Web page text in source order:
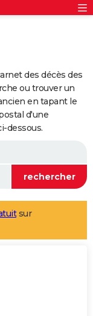
des décès des
ou trouver un
en tapant le
d'une
dessous.
sur